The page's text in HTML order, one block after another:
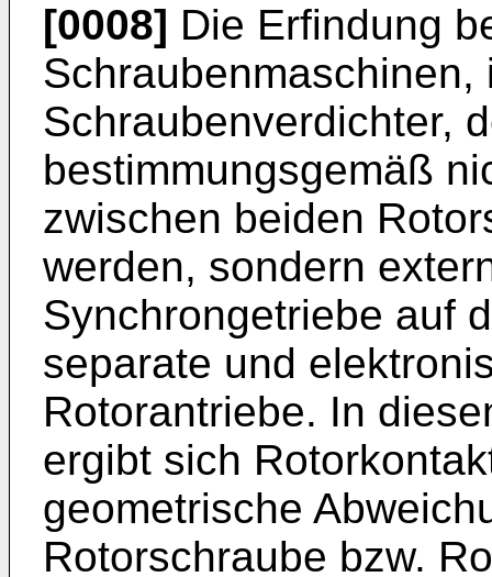
[0008] Die Erfindung
Schraubenmaschinen,
Schraubenverdichter,
bestimmungsgemäß
zwischen beiden
werden, sondern
Synchrongetriebe auf
separate und
Rotorantriebe. In
ergibt sich
geometrische
Rotorschraube bzw.